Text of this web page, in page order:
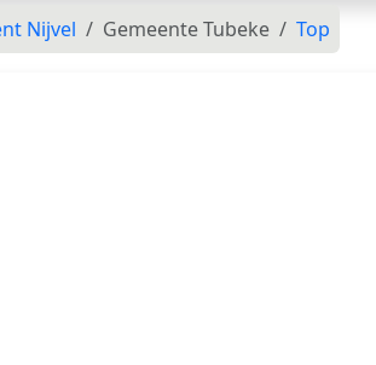
Nijvel Gemeente Tubeke Top